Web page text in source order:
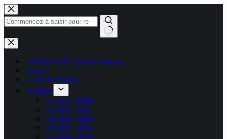
Passer
au
contenu
Aucun
résultat
50 Ways to Kill your Business
About
About Kablages
Archives
Archives 2006
Archives 2007
Archives 2008
Archives 2009
Archives 2010